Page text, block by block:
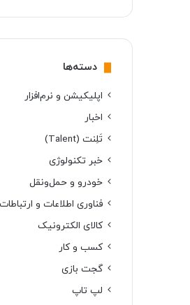
دسته‌ها
اپلیکیشن و نرم‌افزار
اخبار
تَلِنت (Talent)
خبر تکنولوژی
خودرو و حمل‌و‌نقل
فناوری اطلاعات و ارتباطات
کالای الکترونیک
کسب و کار
گجت بازی
لپ تاپ